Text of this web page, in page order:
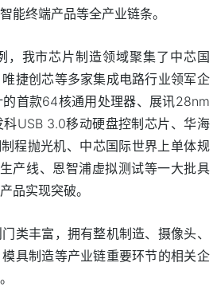
能终端产品等全产业链条。
，我市芯片制造领域聚集了中芯国
捷创芯等多家集成电路行业领军企
首款64核通用处理器、展讯28nm
USB 3.0移动硬盘控制芯片、华海
程抛光机、中芯国际世界上单体规
产线、恩智浦虚拟测试等一大批具
品实现突破。
类丰富，拥有整机制造、摄像头、
具制造等产业链重要环节的相关企